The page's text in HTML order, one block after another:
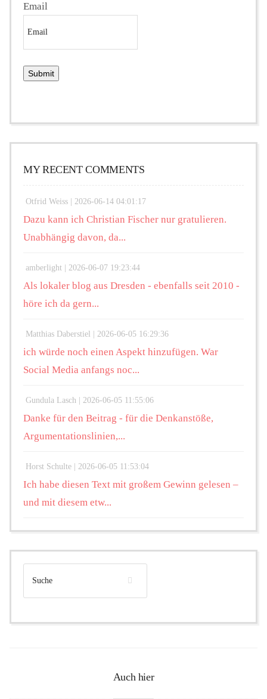
Email
MY RECENT COMMENTS
Otfrid Weiss | 2026-06-14 04:01:17
Dazu kann ich Christian Fischer nur gratulieren.
Unabhängig davon, da...
amberlight | 2026-06-07 19:23:44
Als lokaler blog aus Dresden - ebenfalls seit 2010 -
höre ich da gern...
Matthias Daberstiel | 2026-06-05 16:29:36
ich würde noch einen Aspekt hinzufügen. War
Social Media anfangs noc...
Gundula Lasch | 2026-06-05 11:55:06
Danke für den Beitrag - für die Denkanstöße,
Argumentationslinien,...
Horst Schulte | 2026-06-05 11:53:04
Ich habe diesen Text mit großem Gewinn gelesen –
und mit diesem etw...
Auch hier